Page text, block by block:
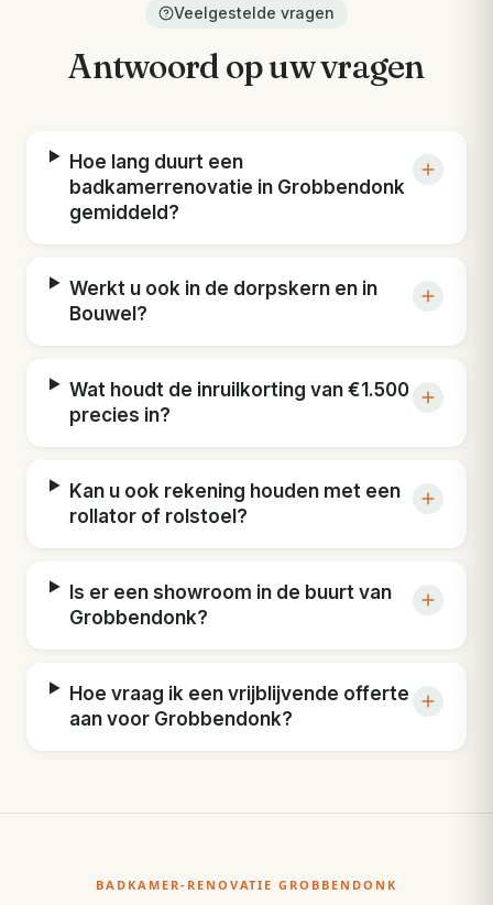
Veelgestelde vragen
Antwoord op uw vragen
Hoe lang duurt een
badkamerrenovatie in Grobbendonk
gemiddeld?
Werkt u ook in de dorpskern en in
Bouwel?
Wat houdt de inruilkorting van €1.500
precies in?
Kan u ook rekening houden met een
rollator of rolstoel?
Is er een showroom in de buurt van
Grobbendonk?
Hoe vraag ik een vrijblijvende offerte
aan voor Grobbendonk?
BADKAMER-RENOVATIE GROBBENDONK